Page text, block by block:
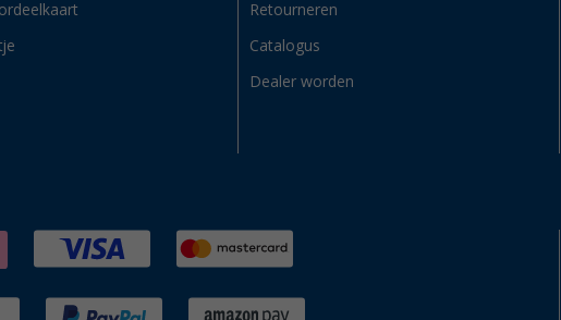
Retourneren
Catalogus
Dealer worden